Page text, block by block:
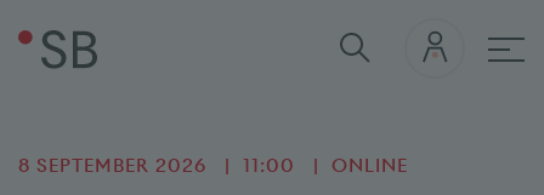
8 SEPTEMBER 2026 11:00 ONLINE